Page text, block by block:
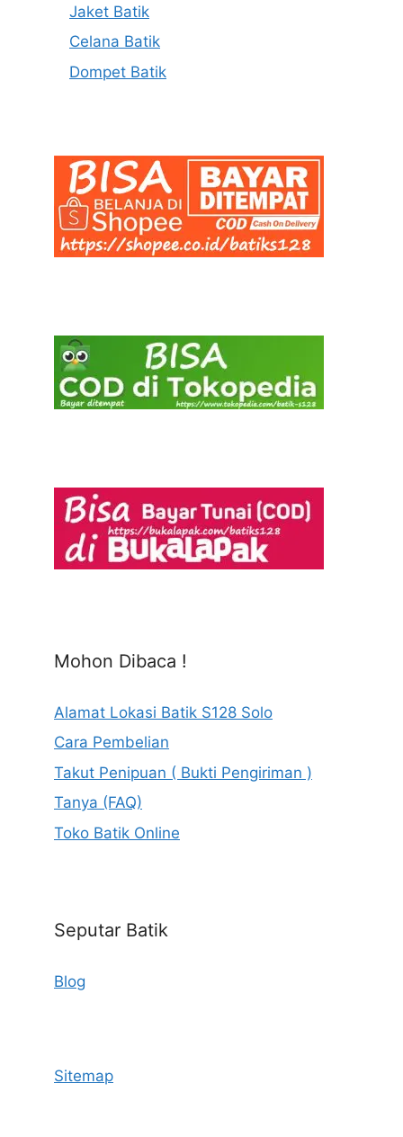
Jaket Batik
Celana Batik
Dompet Batik
Mohon Dibaca !
Alamat Lokasi Batik S128 Solo
Cara Pembelian
Takut Penipuan ( Bukti Pengiriman )
Tanya (FAQ)
Toko Batik Online
Seputar Batik
Blog
Sitemap